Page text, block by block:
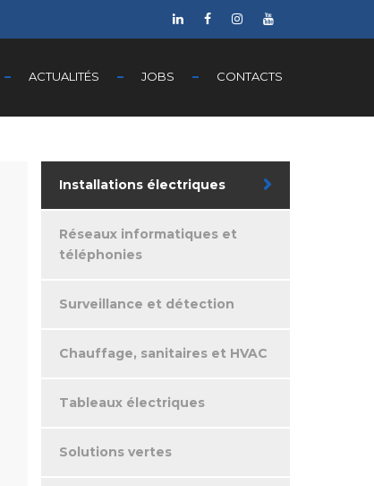
ACTUALITÉS JOBS CONTACTS
Installations électriques
Réseaux informatiques et
téléphonies
Surveillance et détection
Chauffage, sanitaires et HVAC
Tableaux électriques
Solutions vertes